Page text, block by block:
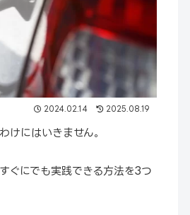
2024.02.14 2025.08.19
けにはいきません。
ぐにでも実践できる方法を3つ